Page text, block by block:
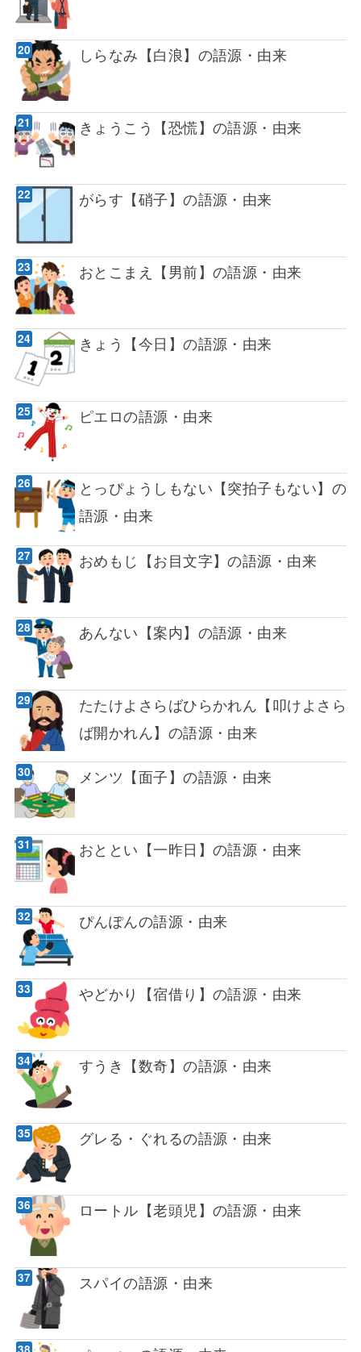
しらなみ【白浪】の語源・由来
きょうこう【恐慌】の語源・由来
がらす【硝子】の語源・由来
おとこまえ【男前】の語源・由来
きょう【今日】の語源・由来
ピエロの語源・由来
とっぴょうしもない【突拍子もない】の
語源・由来
おめもじ【お目文字】の語源・由来
あんない【案内】の語源・由来
たたけよさらばひらかれん【叩けよさら
ば開かれん】の語源・由来
メンツ【面子】の語源・由来
おととい【一昨日】の語源・由来
ぴんぽんの語源・由来
やどかり【宿借り】の語源・由来
すうき【数奇】の語源・由来
グレる・ぐれるの語源・由来
ロートル【老頭児】の語源・由来
スパイの語源・由来